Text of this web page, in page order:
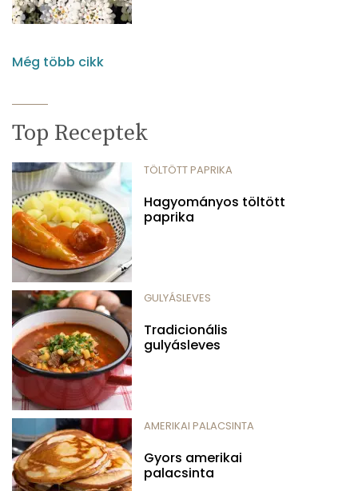
Még több cikk
Top Receptek
TÖLTÖTT PAPRIKA
Hagyományos töltött
paprika
GULYÁSLEVES
Tradicionális
gulyásleves
AMERIKAI PALACSINTA
Gyors amerikai
palacsinta